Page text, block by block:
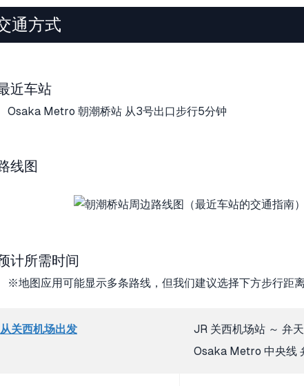
通方式
近车站
Osaka Metro 朝潮桥站 从3号出口步行5分钟
线图
计所需时间
※地图应用可能显示多条路线，但我们建议选择下方步行距离
从关西机场出发
JR 关西机场站 ～ 弁
Osaka Metro 中央线